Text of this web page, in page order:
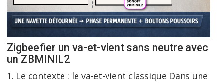
Zigbeefier un va-et-vient sans neutre avec
un ZBMINIL2
1. Le contexte : le va-et-vient classique Dans une